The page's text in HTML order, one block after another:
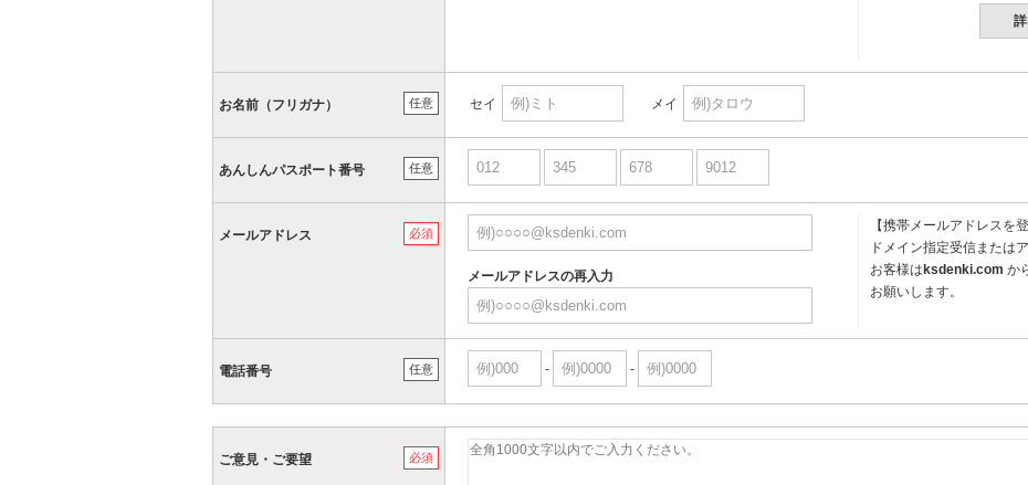
任意
お名前（フリガナ） セイ メイ
任意
あんしんパスポート番号
必須
メールアドレス
メールアドレスの再入力
【携帯メールアドレスを
ドメイン指定受信または
お客様は ksdenki.com か
お願いします。
任意
電話番号 - -
必須
ご意見・ご要望